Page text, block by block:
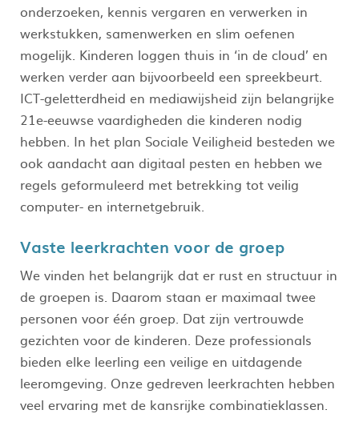
onderzoeken, kennis vergaren en verwerken in
werkstukken, samenwerken en slim oefenen
mogelijk. Kinderen loggen thuis in ‘in de cloud’ en
werken verder aan bijvoorbeeld een spreekbeurt.
ICT-geletterdheid en mediawijsheid zijn belangrijke
21e-eeuwse vaardigheden die kinderen nodig
hebben. In het plan Sociale Veiligheid besteden we
ook aandacht aan digitaal pesten en hebben we
regels geformuleerd met betrekking tot veilig
computer- en internetgebruik.
Vaste leerkrachten voor de groep
We vinden het belangrijk dat er rust en structuur in
de groepen is. Daarom staan er maximaal twee
personen voor één groep. Dat zijn vertrouwde
gezichten voor de kinderen. Deze professionals
bieden elke leerling een veilige en uitdagende
leeromgeving. Onze gedreven leerkrachten hebben
veel ervaring met de kansrijke combinatieklassen.